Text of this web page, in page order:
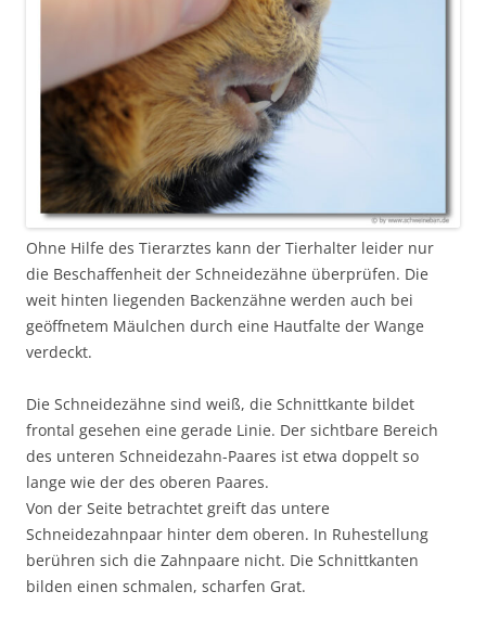
Ohne Hilfe des Tierarztes kann der Tierhalter leider nur
die Beschaffenheit der Schneidezähne überprüfen. Die
weit hinten liegenden Backenzähne werden auch bei
geöffnetem Mäulchen durch eine Hautfalte der Wange
verdeckt.
Die Schneidezähne sind weiß, die Schnittkante bildet
frontal gesehen eine gerade Linie. Der sichtbare Bereich
des unteren Schneidezahn-Paares ist etwa doppelt so
lange wie der des oberen Paares.
Von der Seite betrachtet greift das untere
Schneidezahnpaar hinter dem oberen. In Ruhestellung
berühren sich die Zahnpaare nicht. Die Schnittkanten
bilden einen schmalen, scharfen Grat.